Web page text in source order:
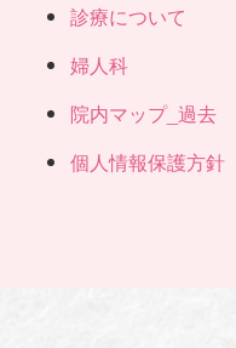
診療について
婦人科
院内マップ_過去
個人情報保護方針